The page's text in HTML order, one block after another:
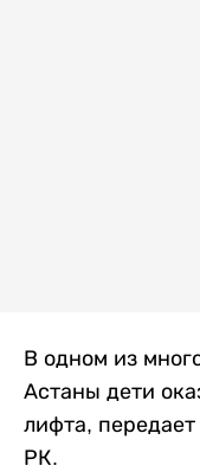
В одном из
Астаны дети
лифта, передает
РК.